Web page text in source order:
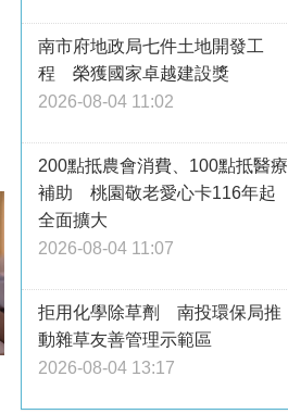
南市府地政局七件土地開發工
程 榮獲國家卓越建設獎
2026-08-04 11:02
200點抵農會消費、100點抵醫療
補助 桃園敬老愛心卡116年起
全面擴大
2026-08-04 11:07
拒用化學除草劑 南投環保局推
動雜草友善管理示範區
2026-08-04 13:17